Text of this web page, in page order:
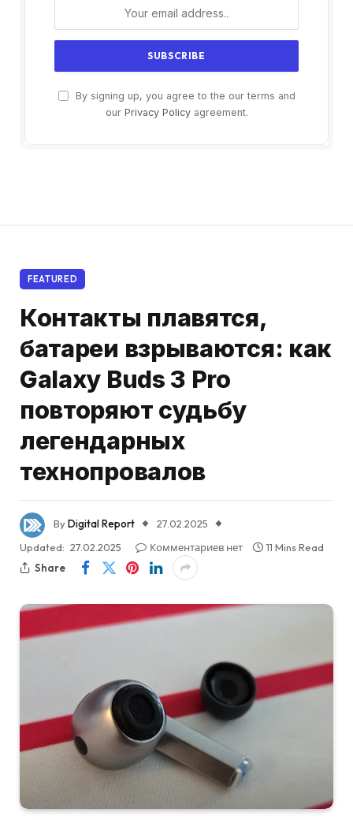
By signing up, you agree to the our terms and
our Privacy Policyagreement.
FEATURED
Контакты плавятся,
батареи взрываются: как
Galaxy Buds 3 Pro
повторяют судьбу
легендарных
технопровалов
ByDigital Report
27.02.2025
Updated: 27.02.2025 Комментариев нет
11 Mins Read
Share